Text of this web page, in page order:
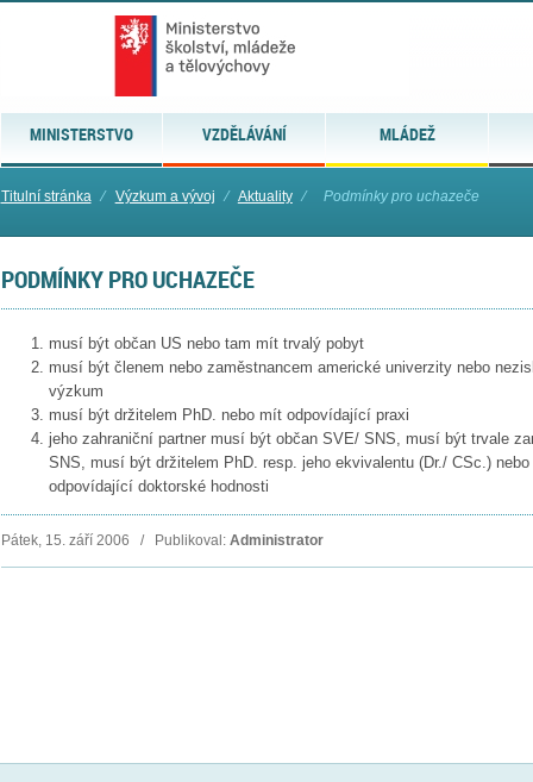
MINISTERSTVO VZDĚLÁVÁNÍ MLÁDEŽ
Titulní stránka ⁄ Výzkum a vývoj ⁄ Aktuality ⁄ Podmínky pro uchazeče
PODMÍNKY PRO UCHAZEČE
musí být občan US nebo tam mít trvalý pobyt
musí být členem nebo zaměstnancem americké univerzity nebo
výzkum
musí být držitelem PhD. nebo mít odpovídající praxi
jeho zahraniční partner musí být občan SVE/ SNS, musí být trvale
SNS, musí být držitelem PhD. resp. jeho ekvivalentu (Dr./ CSc.)
odpovídající doktorské hodnosti
Pátek, 15. září 2006 / Publikoval: Administrator